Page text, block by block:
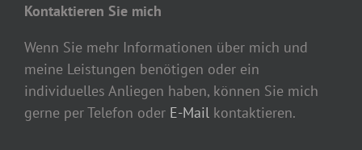
Kontaktieren Sie mich
Wenn Sie mehr Informationen über mich und
meine Leistungen benötigen oder ein
individuelles Anliegen haben, können Sie mich
gerne per Telefon oder E-Mail kontaktieren.